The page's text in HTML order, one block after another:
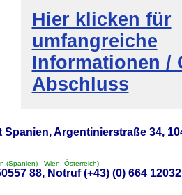
Hier klicken für
umfangreiche
Informationen /
Abschluss
Spanien, Argentinierstraße 34,
(Spanien) - Wien, Österreich)
88, Notruf (+43) (0) 664